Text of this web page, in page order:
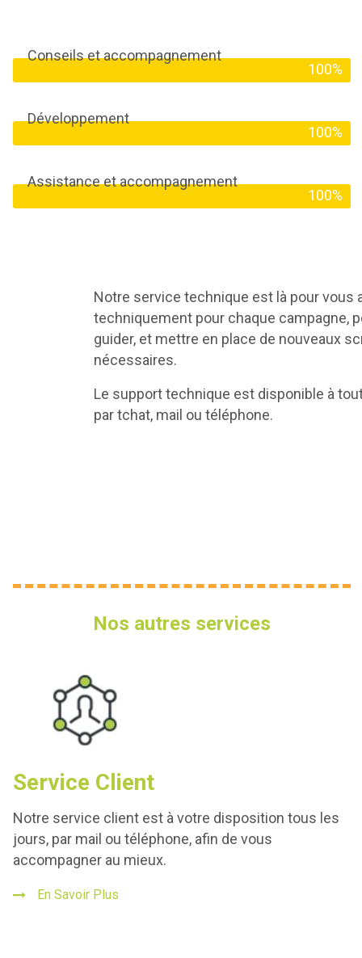
Conseils et accompagnement
100%
Développement
100%
Assistance et accompagnement
100%
Notre service technique est là pour vous
techniquement pour chaque campagne,
guider, et mettre en place de nouveaux
nécessaires.
Le support technique est disponible à
par tchat, mail ou téléphone.
Nos autres services
Service Client
Notre service client est à votre disposition tous les
jours, par mail ou téléphone, afin de vous
accompagner au mieux.
En Savoir Plus